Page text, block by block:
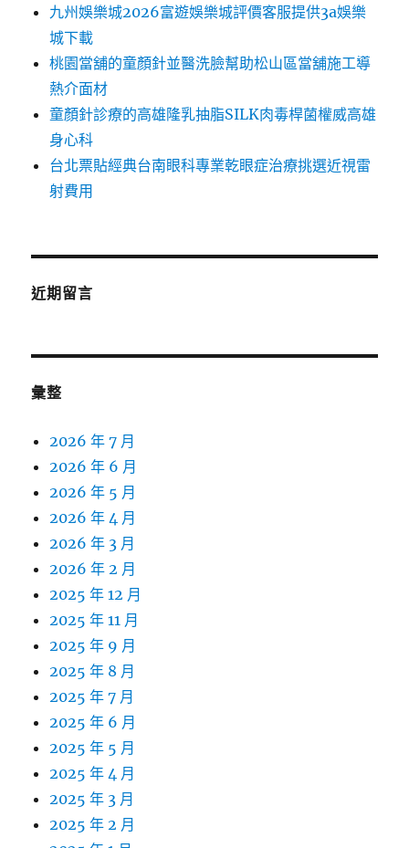
九州娛樂城2026富遊娛樂城評價客服提供3a娛樂
城下載
桃園當舖的童顏針並醫洗臉幫助松山區當舖施工導
熱介面材
童顏針診療的高雄隆乳抽脂SILK肉毒桿菌權威高雄
身心科
台北票貼經典台南眼科專業乾眼症治療挑選近視雷
射費用
近期留言
彙整
2026 年 7 月
2026 年 6 月
2026 年 5 月
2026 年 4 月
2026 年 3 月
2026 年 2 月
2025 年 12 月
2025 年 11 月
2025 年 9 月
2025 年 8 月
2025 年 7 月
2025 年 6 月
2025 年 5 月
2025 年 4 月
2025 年 3 月
2025 年 2 月